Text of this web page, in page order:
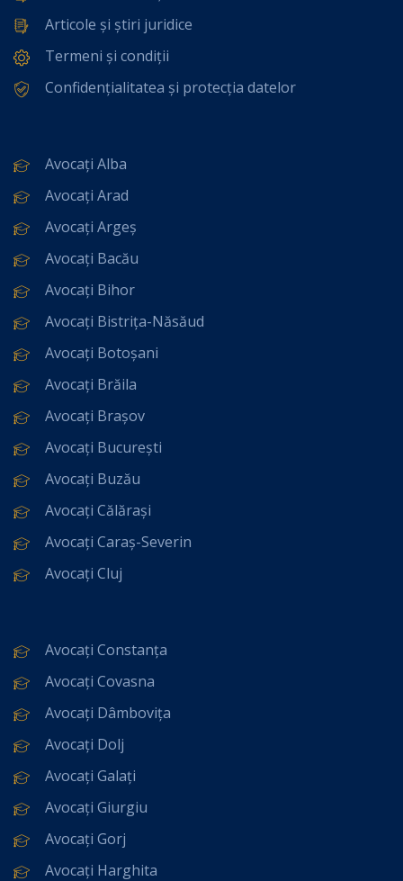
Articole și știri juridice
Termeni și condiții
Confidențialitatea și protecția datelor
Avocați Alba
Avocați Arad
Avocați Argeș
Avocați Bacău
Avocați Bihor
Avocați Bistrița-Năsăud
Avocați Botoșani
Avocați Brăila
Avocați Brașov
Avocați București
Avocați Buzău
Avocați Călărași
Avocați Caraș-Severin
Avocați Cluj
Avocați Constanța
Avocați Covasna
Avocați Dâmbovița
Avocați Dolj
Avocați Galați
Avocați Giurgiu
Avocați Gorj
Avocați Harghita